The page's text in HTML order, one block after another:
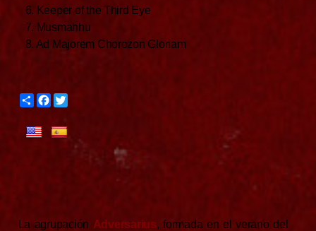
6. Keeper of the Third Eye
7. Musmahhu
8. Ad Majorem Chorozon Gloriam
S
h
r
e
F
a
e
T
w
La agrupación Adversarius, formada en el verano del